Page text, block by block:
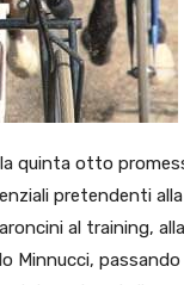
quinta otto
pretendenti alla
al training, alla
Minnucci, passando